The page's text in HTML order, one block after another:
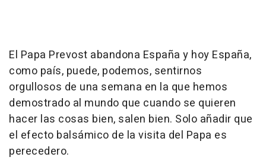
El Papa Prevost abandona España y hoy España,
como país, puede, podemos, sentirnos
orgullosos de una semana en la que hemos
demostrado al mundo que cuando se quieren
hacer las cosas bien, salen bien. Solo añadir que
el efecto balsámico de la visita del Papa es
perecedero.